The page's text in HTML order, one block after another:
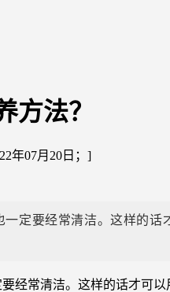
方法？
年07月20日；]
一定要经常清洁。这样的
经常清洁。这样的话才可